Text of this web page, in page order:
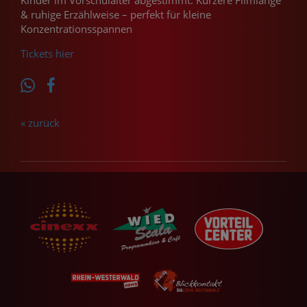
& ruhige Erzählweise – perfekt für kleine
Konzentrationsspannen
Tickets hier
« zurück